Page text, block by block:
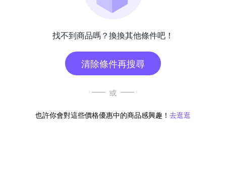
找不到商品嗎？換換其他條件吧！
清除條件再搜尋
或
也許你會對這些價格優惠中的商品感興趣！ 去逛逛